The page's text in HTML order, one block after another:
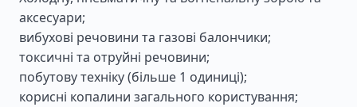
аксесуари;
вибухові речовини та газові балончики;
токсичні та отруйні речовини;
побутову техніку (більше 1 одиниці);
корисні копалини загального користування;